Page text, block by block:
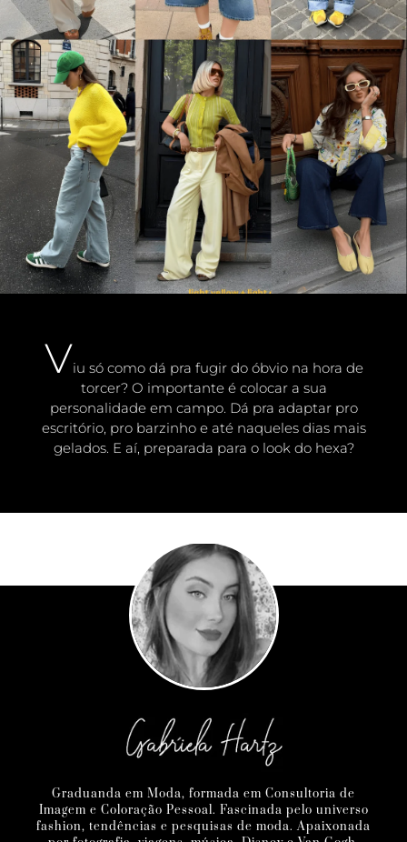
Viu só como dá pra fugir do óbvio na hora de
torcer? O importante é colocar a sua
personalidade em campo. Dá pra adaptar pro
escritório, pro barzinho e até naqueles dias mais
gelados. E aí, preparada para o look do hexa?
Graduanda em Moda, formada em Consultoria de
Imagem e Coloração Pessoal. Fascinada pelo universo
fashion, tendências e pesquisas de moda. Apaixonada